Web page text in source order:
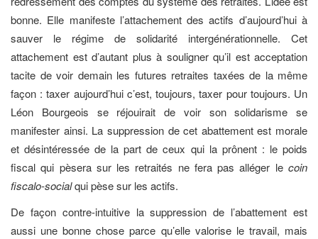
bonne. Elle manifeste l’attachement des actifs d’aujourd’hui à
sauver le régime de solidarité intergénérationnelle. Cet
attachement est d’autant plus à souligner qu’il est acceptation
tacite de voir demain les futures retraites taxées de la même
façon : taxer aujourd’hui c’est, toujours, taxer pour toujours. Un
Léon Bourgeois se réjouirait de voir son solidarisme se
manifester ainsi. La suppression de cet abattement est morale
et désintéressée de la part de ceux qui la prônent : le poids
fiscal qui pèsera sur les retraités ne fera pas alléger le coin
fiscalo-socialqui pèse sur les actifs.
De façon contre-intuitive la suppression de l’abattement est
aussi une bonne chose parce qu’elle valorise le travail, mais